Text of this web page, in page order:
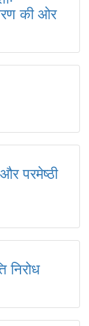
की ओर
परमेष्ठी
निरोध